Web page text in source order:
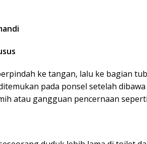
ke tangan, lalu ke bagian
pada ponsel setelah
atau gangguan pencernaan